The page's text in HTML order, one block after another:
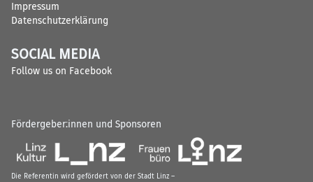
Impressum
Datenschutzerklärung
SOCIAL MEDIA
Follow us on Facebook
Fördergeber:innen und Sponsoren
Die Referentin wird gefördert von der Stadt Linz –